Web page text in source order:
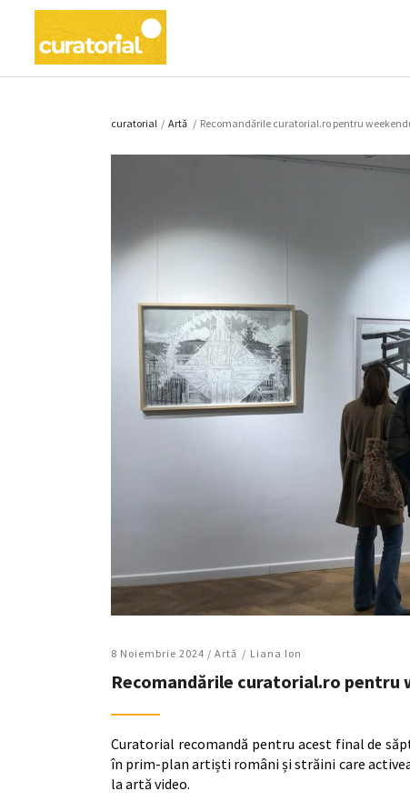
curatorial / Artǎ / Recomandările curatorial.ro pentru
8 Noiembrie 2024 / Artǎ Liana Ion
Recomandările curatorial.ro pentru
Curatorial recomandă pentru acest final de
în prim-plan artiști români și străini care
la artă video.